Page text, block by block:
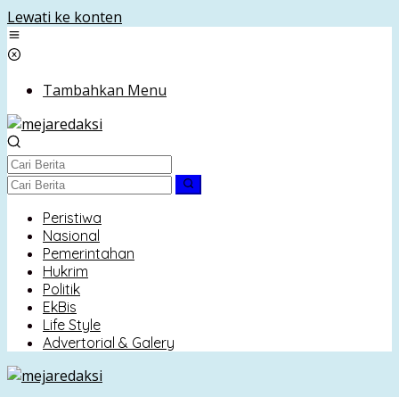
Lewati ke konten
Tambahkan Menu
Peristiwa
Nasional
Pemerintahan
Hukrim
Politik
EkBis
Life Style
Advertorial & Galery